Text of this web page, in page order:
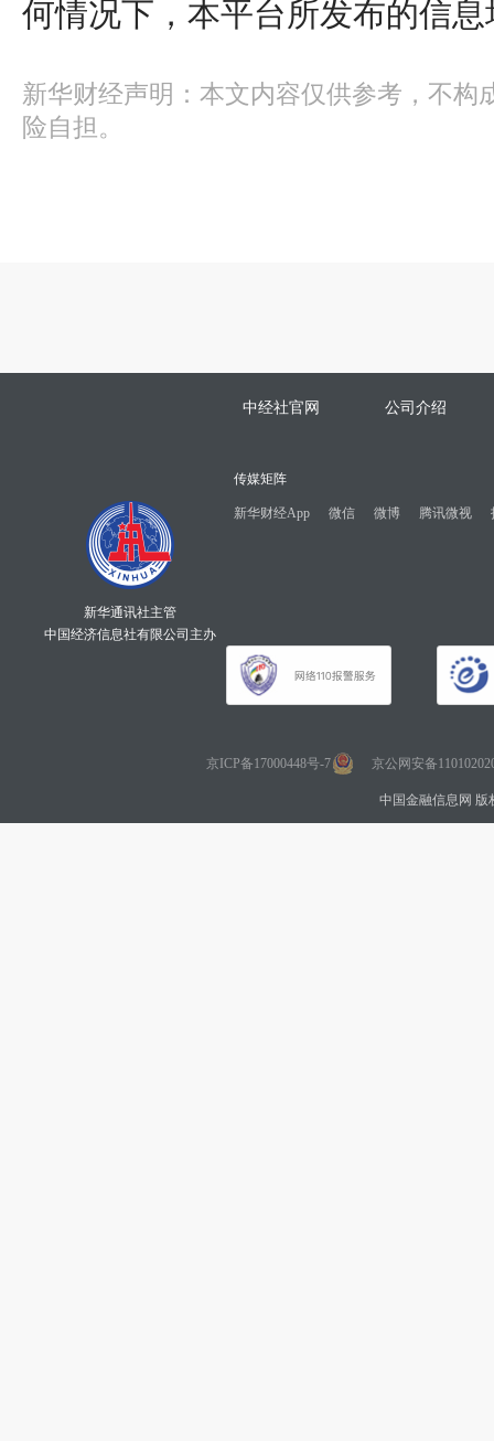
何情况下，本平台所发布的信
新华财经声明：本文内容仅供参考，不构
险自担。
中经社官网 公司介绍
新华通讯社主管
中国经济信息社有限公司主办
传媒矩阵
新华财经App 微信 微博 腾讯微视
京ICP备17000448号-7 京公网安备
中国金融信息网 版